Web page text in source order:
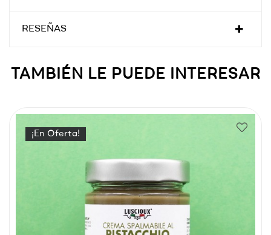
RESEÑAS
TAMBIÉN LE PUEDE INTERESAR
¡En Oferta!